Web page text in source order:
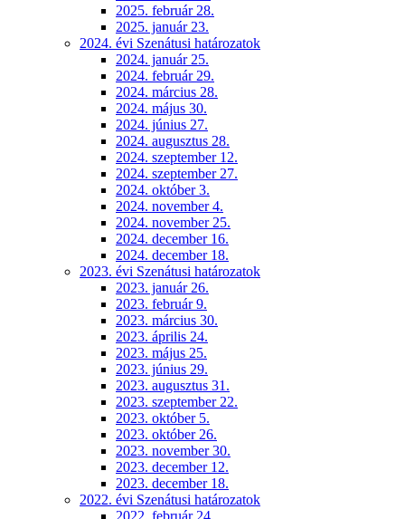
2025. február 28.
2025. január 23.
2024. évi Szenátusi határozatok
2024. január 25.
2024. február 29.
2024. március 28.
2024. május 30.
2024. június 27.
2024. augusztus 28.
2024. szeptember 12.
2024. szeptember 27.
2024. október 3.
2024. november 4.
2024. november 25.
2024. december 16.
2024. december 18.
2023. évi Szenátusi határozatok
2023. január 26.
2023. február 9.
2023. március 30.
2023. április 24.
2023. május 25.
2023. június 29.
2023. augusztus 31.
2023. szeptember 22.
2023. október 5.
2023. október 26.
2023. november 30.
2023. december 12.
2023. december 18.
2022. évi Szenátusi határozatok